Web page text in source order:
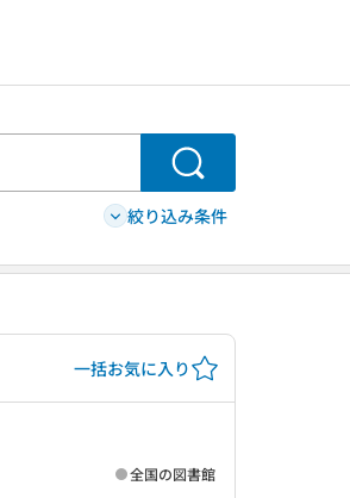
検索
絞り込み条件
一括お気に入り
全国の図書館